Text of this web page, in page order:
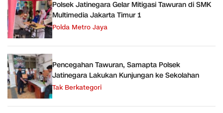
Polsek Jatinegara Gelar Mitigasi Tawuran di SMK
Multimedia Jakarta Timur 1
Polda Metro Jaya
Pencegahan Tawuran, Samapta Polsek
Jatinegara Lakukan Kunjungan ke Sekolahan
Tak Berkategori